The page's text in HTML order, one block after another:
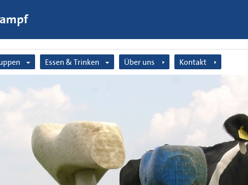
Essen & Trinken
Bauernlunch
Grillen
Terrasse für Radfahrer
Über uns Kontakt